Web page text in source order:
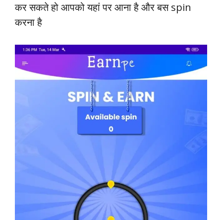
कर सकते हो आपको यहां पर आना है और बस spin
करना है